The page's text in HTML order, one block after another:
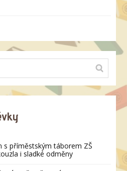
s příměstským táborem ZŠ
i sladké odměny